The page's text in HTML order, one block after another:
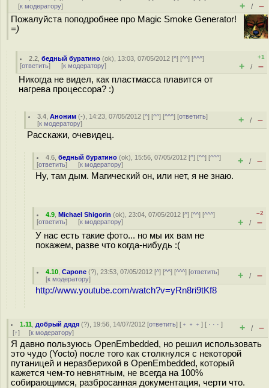
[к модератору] + / –
Пожалуйста поподробнее про Magic Smoke Generator!
=)
2.2 ,бедный буратино (ok), 13:03, 07/05/2012 [^] [^^] [^^^]
[ответить] [к модератору]
+1
+ / –
Никогда не видел, как пластмасса плавится от
нагрева процессора? :)
3.4 ,Аноним (-), 14:23, 07/05/2012 [^] [^^] [^^^] [ответить]
[к модератору] + / –
Расскажи, очевидец.
4.6 ,бедный буратино (ok), 15:56, 07/05/2012 [^] [^^] [^^^]
[ответить] [к модератору] + / –
Ну, там дым. Магический он, или нет, я не знаю.
4.9 ,Michael Shigorin (ok), 23:04, 07/05/2012 [^] [^^] [^^^]
[ответить] [к модератору]
–2
+ / –
У нас есть такие фото... но мы их вам не
покажем, разве что когда-нибудь :(
4.10 ,Capone (?), 23:53, 07/05/2012 [^] [^^] [^^^] [ответить]
[к модератору] + / –
http://www.youtube.com/watch?v=yRn8ri9tKf8
1.11 добрый дядя (?), 19:56, 14/07/2012 [ответить] [ ﹢﹢﹢] [ · · ·]
[↑] [к модератору] + / –
Я давно пользуюсь OpenEmbedded, но решил использовать
это чудо (Yocto) после того как столкнулся с некоторой
путаницей и неразберихой в OpenEmbedded, который
кажется чем-то невнятным, не всегда на 100%
собирающимся, разбросанная документация, черти что.